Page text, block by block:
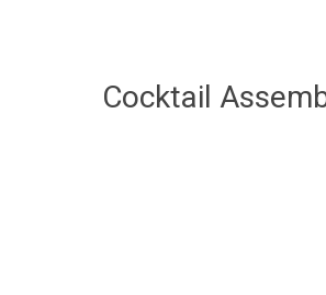
Cocktail